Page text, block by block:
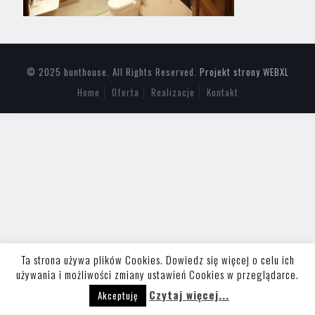
© 2025 bunthouse. All Rights Reserved. Projekt strony WEBXL
Home
Oferta Realizacje Kontakt
Ta strona używa plików Cookies. Dowiedz się więcej o celu ich
używania i możliwości zmiany ustawień Cookies w przeglądarce.
Akceptuję Czytaj więcej...